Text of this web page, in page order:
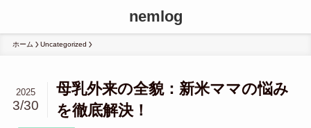
nemlog
ホーム Uncategorized
母乳外来の全貌：新米ママの悩み
を徹底解決！
2025
3/30